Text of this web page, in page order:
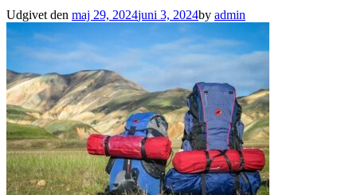
Udgivet den maj 29, 2024juni 3, 2024by admin